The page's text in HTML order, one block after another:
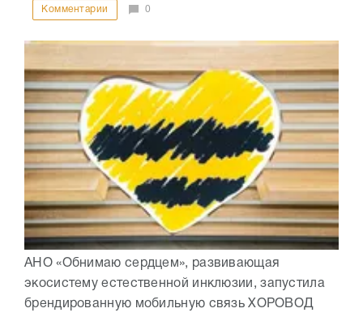
Комментарии 0
АНО «Обнимаю сердцем», развивающая
экосистему естественной инклюзии, запустила
брендированную мобильную связь ХОРОВОД